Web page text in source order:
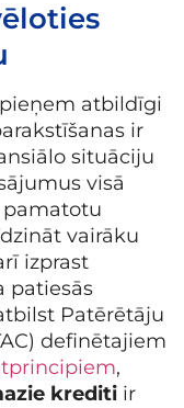
atbildīgi
ir
situāciju
visā
vairāku
izprast
patiesās
Patērētāju
definētajiem
,
krediti ir